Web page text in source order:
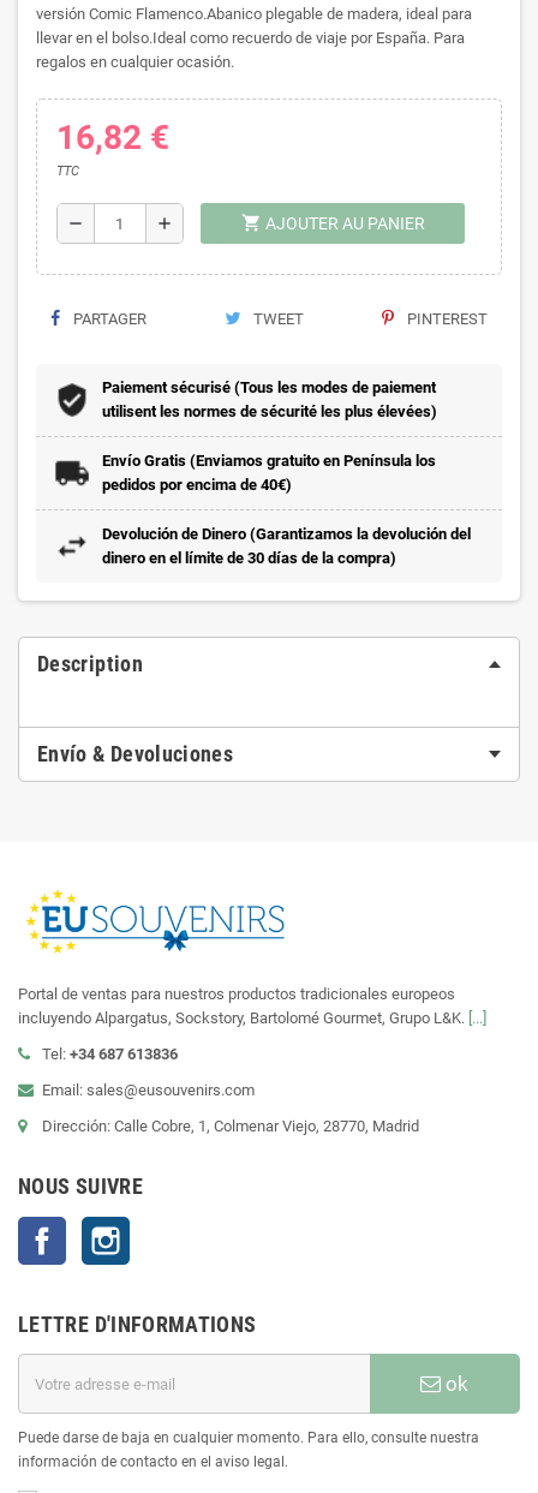
versión Comic Flamenco.Abanico plegable de madera, ideal para
llevar en el bolso.Ideal como recuerdo de viaje por España. Para
regalos en cualquier ocasión.
16,82 €
TTC
remove add shopping_cart AJOUTER AU PANIER
PARTAGER TWEET PINTEREST
Paiement sécurisé (Tous les modes de paiement
utilisent les normes de sécurité les plus élevées)
Envío Gratis (Enviamos gratuito en Península los
pedidos por encima de 40€)
Devolución de Dinero (Garantizamos la devolución del
dinero en el límite de 30 días de la compra)
Description
Envío & Devoluciones
Portal de ventas para nuestros productos tradicionales europeos
incluyendo Alpargatus, Sockstory, Bartolomé Gourmet, Grupo L&K. [...]
Tel: +34 687 613836
Email: sales@eusouvenirs.com
Dirección: Calle Cobre, 1, Colmenar Viejo, 28770, Madrid
NOUS SUIVRE
Facebook
LETTRE D'INFORMATIONS
ok
Puede darse de baja en cualquier momento. Para ello, consulte nuestra
información de contacto en el aviso legal.